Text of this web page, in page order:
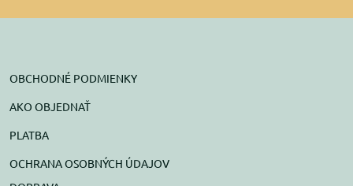
OBCHODNÉ PODMIENKY
AKO OBJEDNAŤ
PLATBA
OCHRANA OSOBNÝCH ÚDAJOV